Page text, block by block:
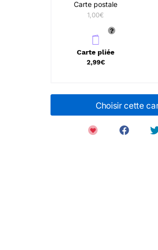
Carte postale
1,00€
Carte pliée
2,99€
Choisir cette